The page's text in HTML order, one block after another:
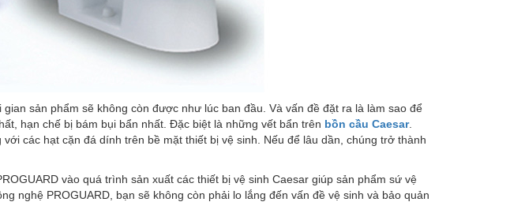
sản phẩm sẽ không còn được như lúc ban đầu. Và vấn đề đặt ra là làm sao để
hạn chế bị bám bụi bẩn nhất. Đặc biệt là những vết bẩn trên bồn cầu Caesar.
các hạt cặn đá dính trên bề mặt thiết bị vệ sinh. Nếu để lâu dần, chúng trở thành
vào quá trình sản xuất các thiết bị vệ sinh Caesar giúp sản phẩm sứ vệ
nghệ PROGUARD, bạn sẽ không còn phải lo lắng đến vấn đề vệ sinh và bảo quản